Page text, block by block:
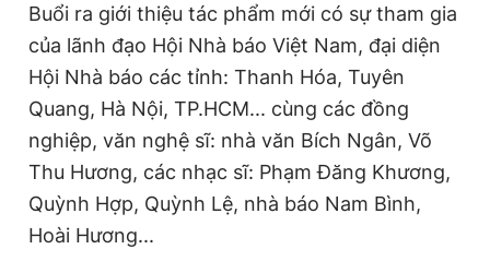
Buổi ra giới thiệu tác phẩm mới có sự tham gia
của lãnh đạo Hội Nhà báo Việt Nam, đại diện
Hội Nhà báo các tỉnh: Thanh Hóa, Tuyên
Quang, Hà Nội, TP.HCM... cùng các đồng
nghiệp, văn nghệ sĩ: nhà văn Bích Ngân, Võ
Thu Hương, các nhạc sĩ: Phạm Đăng Khương,
Quỳnh Hợp, Quỳnh Lệ, nhà báo Nam Bình,
Hoài Hương...